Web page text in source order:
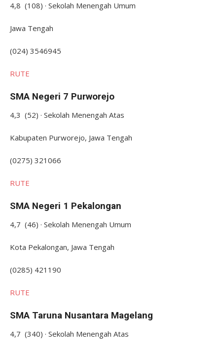
4,8 (108) · Sekolah Menengah Umum
Jawa Tengah
(024) 3546945
RUTE
SMA Negeri 7 Purworejo
4,3 (52) · Sekolah Menengah Atas
Kabupaten Purworejo, Jawa Tengah
(0275) 321066
RUTE
SMA Negeri 1 Pekalongan
4,7 (46) · Sekolah Menengah Umum
Kota Pekalongan, Jawa Tengah
(0285) 421190
RUTE
SMA Taruna Nusantara Magelang
4,7 (340) · Sekolah Menengah Atas